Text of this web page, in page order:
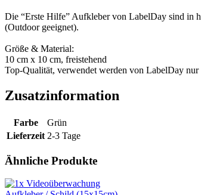
Die “Erste Hilfe” Aufkleber von LabelDay sind in
(Outdoor geeignet).
Größe & Material:
10 cm x 10 cm, freistehend
Top-Qualität, verwendet werden von LabelDay
Zusatzinformation
Farbe
Grün
Lieferzeit 2-3 Tage
Ähnliche Produkte